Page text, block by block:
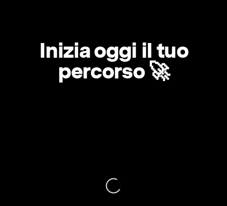
Inizia oggi il tuo
percorso 🚀